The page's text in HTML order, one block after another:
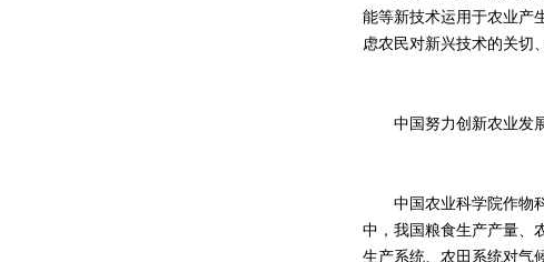
能等新技术运用于农业产
虑农民对新兴技术的关切
中国努力创新农业发
中国农业科学院作物科
中，我国粮食生产产量、
生产系统、农田系统对气